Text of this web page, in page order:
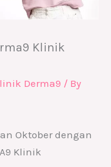
Klinik
Derma9 / By
Oktober dengan
Klinik